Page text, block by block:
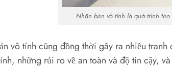
Nhân bản vô tính là quá trình
vô tính cũng đồng thời gây ra nhiều
những rủi ro về an toàn và độ tin cậy,